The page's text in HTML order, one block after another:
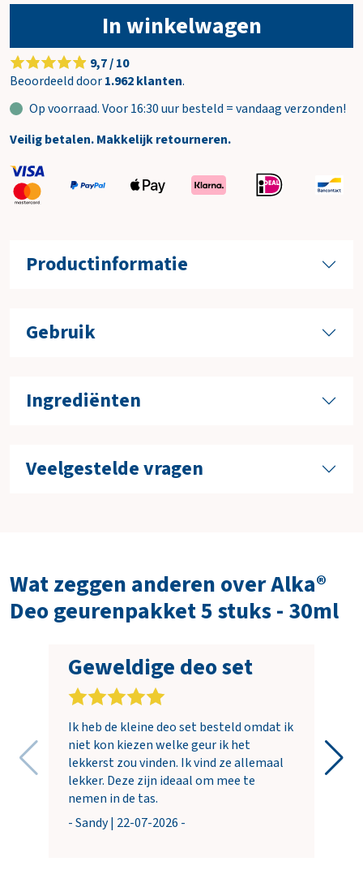
In winkelwagen
9,7 / 10
Beoordeeld door1.962 klanten.
Op voorraad. Voor 16:30 uur besteld = vandaag verzonden!
Veilig betalen. Makkelijk retourneren.
Productinformatie
Gebruik
Ingrediënten
Veelgestelde vragen
Wat zeggen anderen over Alka®
Deo geurenpakket 5 stuks - 30ml
Geweldige deo set
Ik heb de kleine deo set besteld omdat ik
niet kon kiezen welke geur ik het
lekkerst zou vinden. Ik vind ze allemaal
lekker. Deze zijn ideaal om mee te
nemen in de tas.
- Sandy | 22-07-2026 -